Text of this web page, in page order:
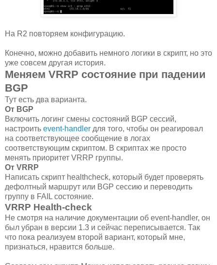
На R2 повторяем конфигурацию.
Конечно, можно добавить немного логики в скрипт, но это
уже совсем другая история.
Меняем VRRP состояние при падении
BGP
Тут есть два варианта.
От BGP
Включить логинг смены состояний BGP сессий,
настроить event-handler для того, чтобы он реагировал
на соответствующее сообщение в логах
соответствующим скриптом. В скриптах же просто
менять приоритет VRRP группы.
От VRRP
Написать скрипт healthcheck, который будет проверять
дефолтный маршрут или BGP сессию и переводить
группу в FAIL состояние.
VRRP Health-check
Не смотря на наличие документации об event-handler, он
был убран в версии 1.3 и сейчас переписывается. Так
что пока реализуем второй вариант, который мне,
признаться, нравится больше.